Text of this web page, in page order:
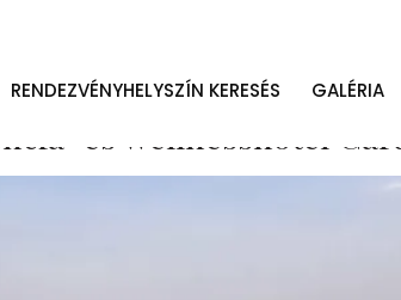
RENDEZVÉNYHELYSZÍN KERESÉS GALÉRIA
és wellnesshotel